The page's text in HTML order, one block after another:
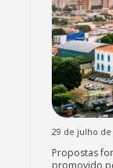
29 de julho de
Propostas
promovido